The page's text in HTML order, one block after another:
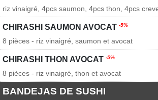
riz vinaigré, 4pcs saumon, 4pcs thon, 4pcs
CHIRASHI SAUMON AVOCAT -5%
8 pièces - riz vinaigré, saumon et avocat
CHIRASHI THON AVOCAT -5%
8 pièces - riz vinaigré, thon et avocat
BANDEJAS DE SUSHI